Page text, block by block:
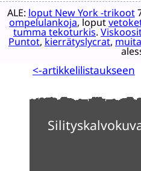
ALE: loput New York -trikoot
ompelulankoja, loput
tumma tekoturkis.
Puntot,kierrätyslycrat,
<-artikkelilistaukseen